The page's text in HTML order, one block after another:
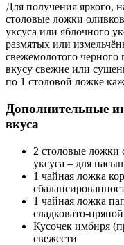
Для получения яркого,
столовые ложки
уксуса или яблочного
размятых или
свежемолотого
вкусу свежие или
по 1 столовой ложке
Дополнительные
вкуса
2 столовые ложки
уксуса – для
1 чайная ложка
1 чайная ложка
сладковато-
Кусочек имбиря
свежести